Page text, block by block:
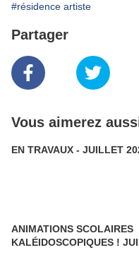
#résidence artiste
Partager
Vous aimerez
EN TRAVAUX - JUILLET
ANIMATIONS SCOLAIRES
KALÉIDOSCOPIQUES !